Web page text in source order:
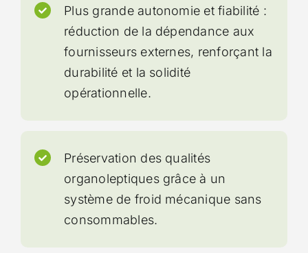
Plus grande autonomie et fiabilité :
réduction de la dépendance aux
fournisseurs externes, renforçant la
durabilité et la solidité
opérationnelle.
Préservation des qualités
organoleptiques grâce à un
système de froid mécanique sans
consommables.